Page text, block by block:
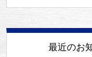
最近のお